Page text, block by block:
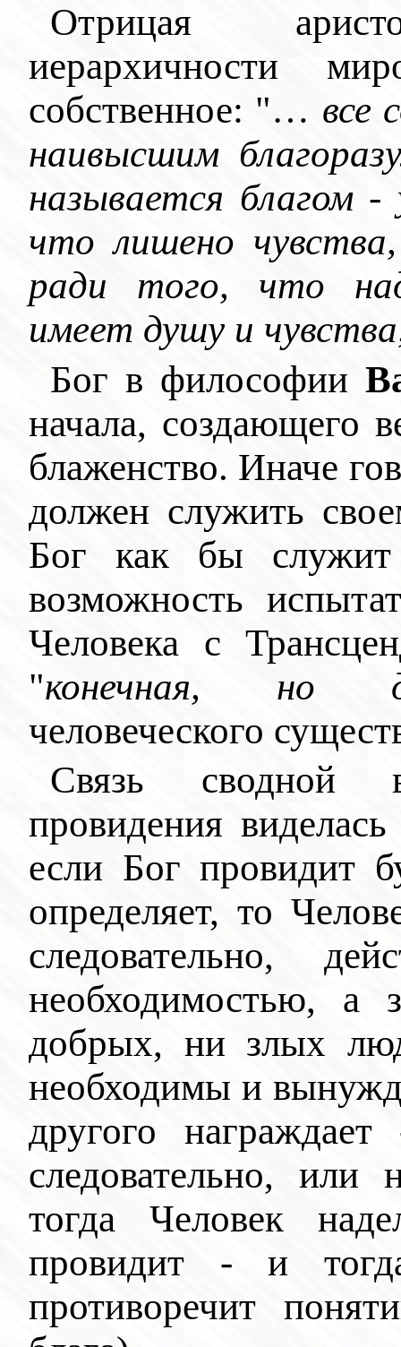
Отрицая
иерархичности
собственное: "… все
наивысшим
называется благом
что лишено
ради того, что
имеет душу и
Бог в философии
начала, создающего
блаженство. Иначе
должен служить
Бог как бы служит
возможность
Человека с
"конечная, но
человеческого
Связь сводной
провидения
если Бог провидит
определяет, то
следовательно,
необходимостью, а
добрых, ни злых
необходимы и
другого
следовательно,
тогда Человек
провидит - и
противоречит